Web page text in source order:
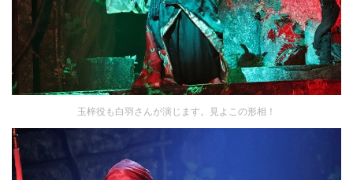
玉梓役も白羽さんが演じます。見よこの形相！